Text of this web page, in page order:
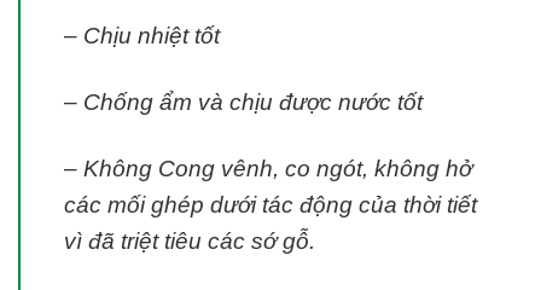
– Chịu nhiệt tốt
– Chống ẩm và chịu được nước tốt
– Không Cong vênh, co ngót, không hở
các mối ghép dưới tác động của thời tiết
vì đã triệt tiêu các sớ gỗ.